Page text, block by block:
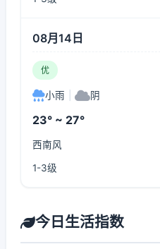
08月14日
优
小雨 阴
23° ~ 27°
西南风
1-3级
今日生活指数